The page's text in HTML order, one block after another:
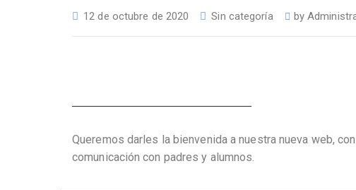
12 de octubre de 2020 Sin categoría by
Queremos darles la bienvenida a nuestra nueva web,
comunicación con padres y alumnos.